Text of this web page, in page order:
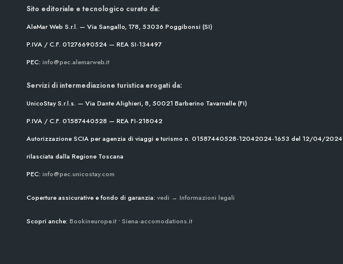
Sito editoriale e tecnologico curato da:
AleMar Web S.r.l. — Via Sangallo, 178, 53036 Poggibonsi (SI)
P.IVA / C.F. 01276690524 — REA SI-134497
PEC: info@pec.alemarweb.it
Servizi di intermediazione turistica erogati da:
UnicoStay S.r.l.s. — Via Dante Alighieri, 8, 50021 Barberino Tavarnelle (FI)
P.IVA / C.F. 01587440528 — REA FI-218042
Autorizzazione SCIA per agenzia di viaggi e turismo n. 01587440528-12042024-1653 del 12/04/2024
rilasciata dalla Regione Toscana
PEC: info@pec.unicostay.com
Coperture assicurative e fondo di garanzia: vedi → Informazioni legali
Scopri anche: Bookineurope.it • Siena-accomodations.it